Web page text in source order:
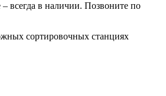
– всегда в наличии. Позвоните по
сортировочных станциях